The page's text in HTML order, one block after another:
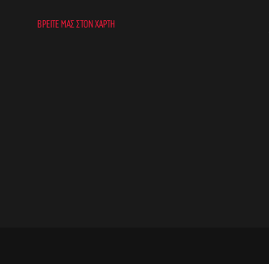
ΒΡΕΊΤΕ ΜΑΣ ΣΤΟΝ ΧΆΡΤΗ